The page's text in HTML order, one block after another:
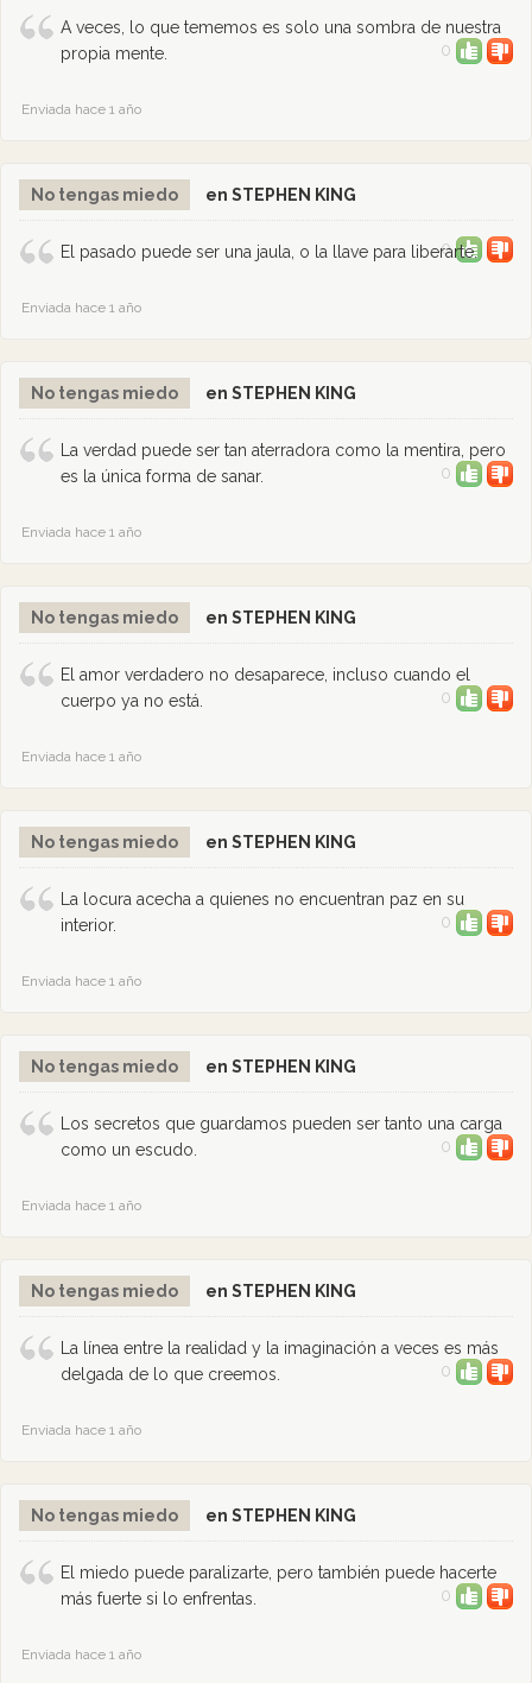
A veces, lo que tememos es solo una sombra de nuestra
propia mente.
0
Enviada hace 1 año
No tengas miedo en STEPHEN KING
El pasado puede ser una jaula, o la llave para liberarte.
0
Enviada hace 1 año
No tengas miedo en STEPHEN KING
La verdad puede ser tan aterradora como la mentira, pero
es la única forma de sanar.
0
Enviada hace 1 año
No tengas miedo en STEPHEN KING
El amor verdadero no desaparece, incluso cuando el
cuerpo ya no está.
0
Enviada hace 1 año
No tengas miedo en STEPHEN KING
La locura acecha a quienes no encuentran paz en su
interior.
0
Enviada hace 1 año
No tengas miedo en STEPHEN KING
Los secretos que guardamos pueden ser tanto una carga
como un escudo.
0
Enviada hace 1 año
No tengas miedo en STEPHEN KING
La línea entre la realidad y la imaginación a veces es más
delgada de lo que creemos.
0
Enviada hace 1 año
No tengas miedo en STEPHEN KING
El miedo puede paralizarte, pero también puede hacerte
más fuerte si lo enfrentas.
0
Enviada hace 1 año